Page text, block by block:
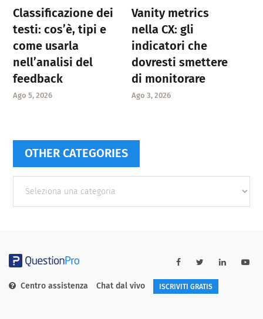
Classificazione dei
testi: cos’è, tipi e
come usarla
nell’analisi del
feedback
Ago 5, 2026
Vanity metrics
nella CX: gli
indicatori che
dovresti smettere
di monitorare
Ago 3, 2026
OTHER CATEGORIES
categories
Centro assistenza Chat dal vivo ISCRIVITI GRATIS